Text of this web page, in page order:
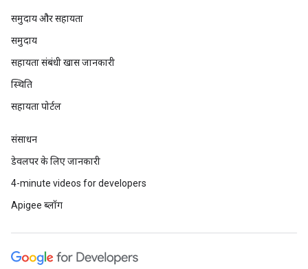
समुदाय और सहायता
समुदाय
सहायता संबंधी खास जानकारी
स्थिति
सहायता पोर्टल
संसाधन
डेवलपर के लिए जानकारी
4-minute videos for developers
Apigee ब्लॉग